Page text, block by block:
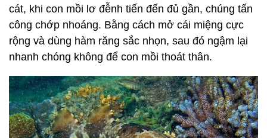
cát, khi con mồi lơ đễnh tiến đến đủ gần, chúng tấn
công chớp nhoáng. Bằng cách mở cái miệng cực
rộng và dùng hàm răng sắc nhọn, sau đó ngậm lại
nhanh chóng không để con mồi thoát thân.